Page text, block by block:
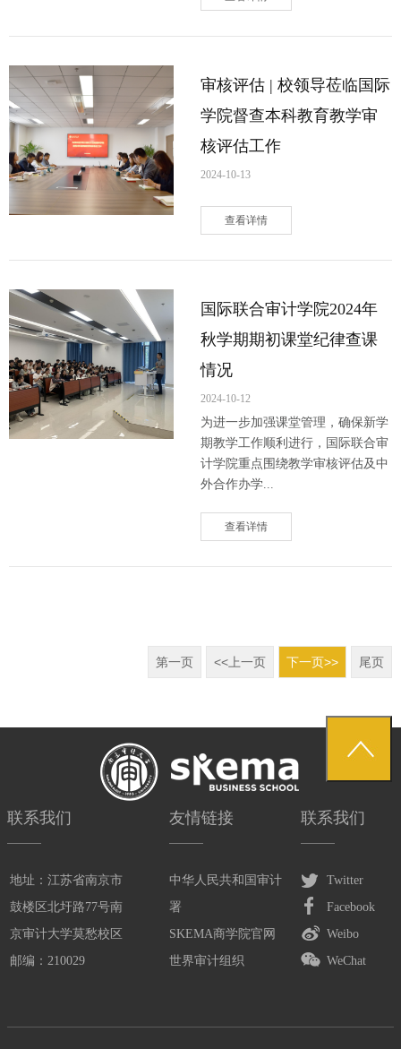
审核评估 | 校领导莅临国际
学院督查本科教育教学审
核评估工作
2024-10-13
查看详情
国际联合审计学院2024年
秋学期期初课堂纪律查课
情况
2024-10-12
为进一步加强课堂管理，确保新学
期教学工作顺利进行，国际联合审
计学院重点围绕教学审核评估及中
外合作办学...
查看详情
第一页 <<上一页 下一页>> 尾页
联系我们
地址：江苏省南京市
鼓楼区北圩路77号南
京审计大学莫愁校区
邮编：210029
友情链接
中华人民共和国审计
署
SKEMA商学院官网
世界审计组织
联系我们
Twitter
Facebook
Weibo
WeChat